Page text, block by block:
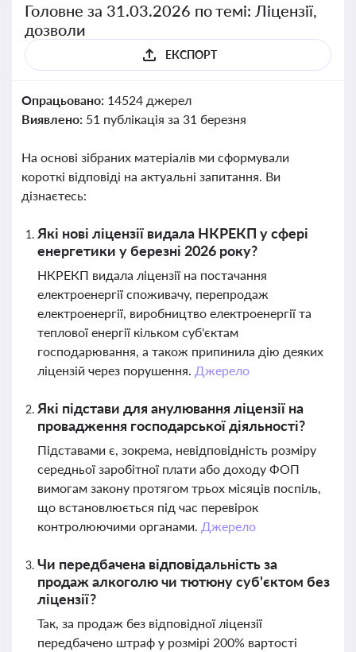
Головне за 31.03.2026 по темі: Ліцензії,
дозволи
ЕКСПОРТ
Опрацьовано: 14524 джерел
Виявлено: 51 публікація за 31 березня
На основі зібраних матеріалів ми сформували
короткі відповіді на актуальні запитання. Ви
дізнаєтесь:
Які нові ліцензії видала НКРЕКП у сфері
енергетики у березні 2026 року?
НКРЕКП видала ліцензії на постачання
електроенергії споживачу, перепродаж
електроенергії, виробництво електроенергії та
теплової енергії кільком суб'єктам
господарювання, а також припинила дію деяких
ліцензій через порушення. Джерело
Які підстави для анулювання ліцензії на
провадження господарської діяльності?
Підставами є, зокрема, невідповідність розміру
середньої заробітної плати або доходу ФОП
вимогам закону протягом трьох місяців поспіль,
що встановлюється під час перевірок
контролюючими органами. Джерело
Чи передбачена відповідальність за
продаж алкоголю чи тютюну суб'єктом без
ліцензії?
Так, за продаж без відповідної ліцензії
передбачено штраф у розмірі 200% вартості